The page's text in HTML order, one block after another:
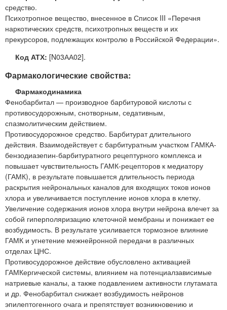
средство.
Психотропное вещество, внесенное в Список III «Перечня
наркотических средств, психотропных веществ и их
прекурсоров, подлежащих контролю в Российской Федерации».
Код АТХ: [N03АА02].
Фармакологические свойства:
Фармакодинамика
Фенобарбитал — производное барбитуровой кислоты с
противосудорожным, снотворным, седативным,
спазмолитическим действием.
Противосудорожное средство. Барбитурат длительного
действия. Взаимодействует с барбитуратным участком ГАМКА-
бензодиазепин-барбитуратного рецептурного комплекса и
повышает чувствительность ГАМК-рецепторов к медиатору
(ГАМК), в результате повышается длительность периода
раскрытия нейрональных каналов для входящих токов ионов
хлора и увеличивается поступление ионов хлора в клетку.
Увеличение содержания ионов хлора внутри нейрона влечет за
собой гиперполяризацию клеточной мембраны и понижает ее
возбудимость. В результате усиливается тормозное влияние
ГАМК и угнетение межнейронной передачи в различных
отделах ЦНС.
Противосудорожное действие обусловлено активацией
ГАМКергической системы, влиянием на потенциалзависимые
натриевые каналы, а также подавлением активности глутамата
и др. Фенобарбитал снижает возбудимость нейронов
эпилептогенного очага и препятствует возникновению и